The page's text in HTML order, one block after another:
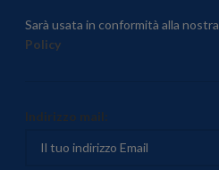
Sarà usata in conformità alla nostra
Policy
Indirizzo mail: